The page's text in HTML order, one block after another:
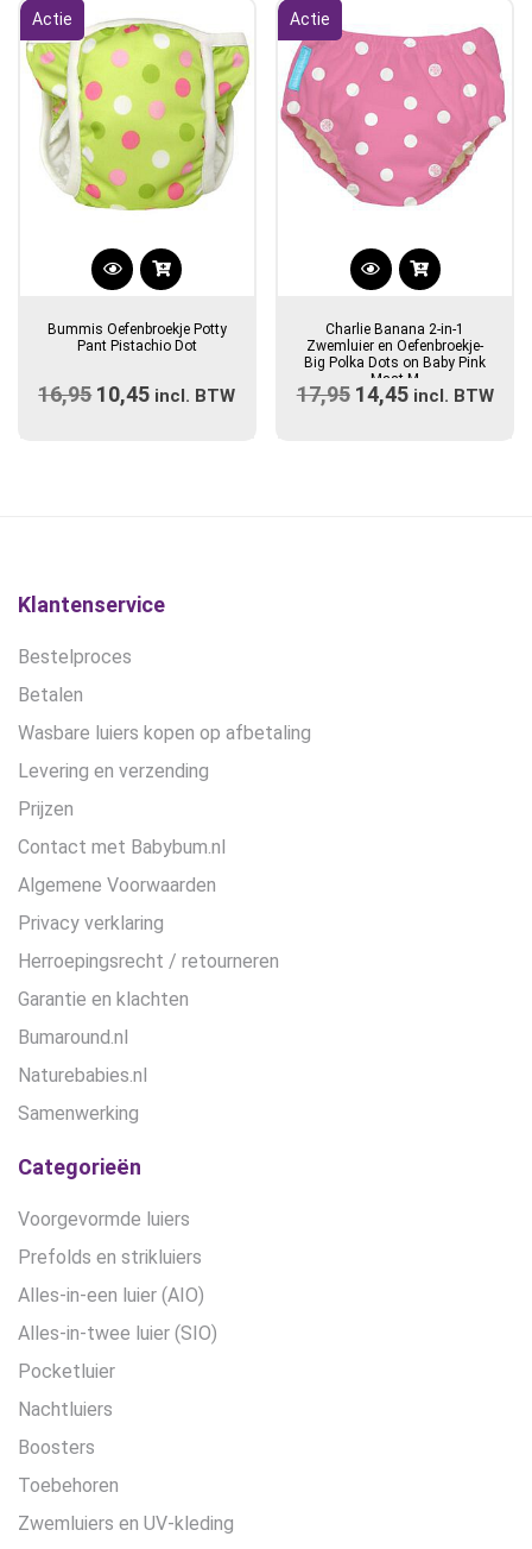
worden
op
productpagina
Actie
Dit
heeft
variaties.
de
Bummis Oefenbroekje Potty
Pant Pistachio Dot
16,95 Oorspronkelijke
10,45 Huidige
incl. BTW
Actie
Charlie Banana 2-in-1
Zwemluier en Oefenbroekje-
Big Polka Dots on Baby Pink
Maat M
17,95 Oorspronkelijke
14,45Huidige
incl. BTW
Klantenservice
Bestelproces
Betalen
Wasbare luiers kopen op afbetaling
Levering en verzending
Prijzen
Contact met Babybum.nl
Algemene Voorwaarden
Privacy verklaring
Herroepingsrecht / retourneren
Garantie en klachten
Bumaround.nl
Naturebabies.nl
Samenwerking
Categorieën
Voorgevormde luiers
Prefolds en strikluiers
Alles-in-een luier (AIO)
Alles-in-twee luier (SIO)
Pocketluier
Nachtluiers
Boosters
Toebehoren
Zwemluiers en UV-kleding